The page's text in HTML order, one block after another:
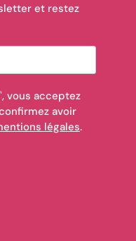
et restez
vous acceptez
avoir
légales.